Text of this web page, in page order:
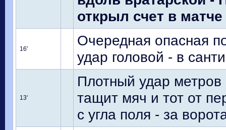
открыл счет в матче
16'
Очередная опасная
удар головой - в
13'
Плотный удар
тащит мяч и тот от
с угла поля - за